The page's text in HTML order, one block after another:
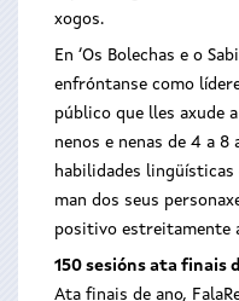
xogos.
En ‘Os Bolechas e o
enfróntanse como
público que lles axude
nenos e nenas de 4 a 8
habilidades lingüísticas
man dos seus
positivo estreitamente
150 sesións ata finais
Ata finais de ano,